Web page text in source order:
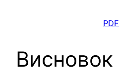
PDF
Висновок